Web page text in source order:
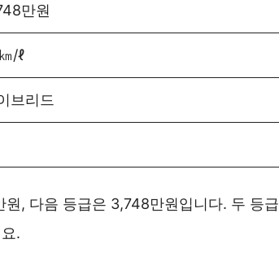
만원
/ℓ
브리드
, 다음 등급은 3,748만원입니다. 두 등급
.